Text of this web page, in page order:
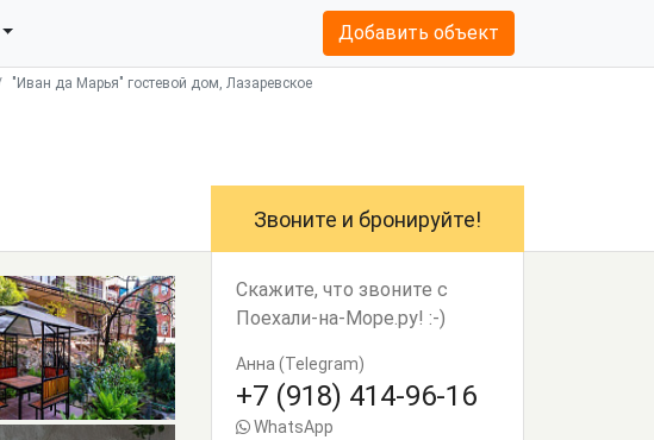
Добавить объект
"Иван да Марья" гостевой дом, Лазаревское
Звоните и бронируйте!
Скажите, что звоните с
Поехали-на-Море.ру! :-)
Анна (Telegram)
+7 (918) 414-96-16
WhatsApp